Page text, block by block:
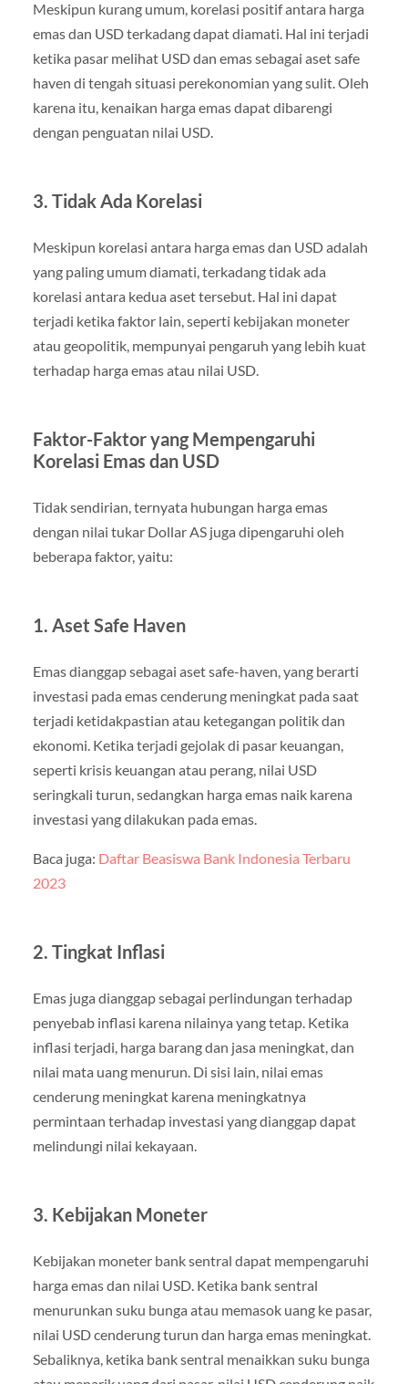
Meskipun kurang umum, korelasi positif antara harga
emas dan USD terkadang dapat diamati. Hal ini terjadi
ketika pasar melihat USD dan emas sebagai aset safe
haven di tengah situasi perekonomian yang sulit. Oleh
karena itu, kenaikan harga emas dapat dibarengi
dengan penguatan nilai USD.
3. Tidak Ada Korelasi
Meskipun korelasi antara harga emas dan USD adalah
yang paling umum diamati, terkadang tidak ada
korelasi antara kedua aset tersebut. Hal ini dapat
terjadi ketika faktor lain, seperti kebijakan moneter
atau geopolitik, mempunyai pengaruh yang lebih kuat
terhadap harga emas atau nilai USD.
Faktor-Faktor yang Mempengaruhi
Korelasi Emas dan USD
Tidak sendirian, ternyata hubungan harga emas
dengan nilai tukar Dollar AS juga dipengaruhi oleh
beberapa faktor, yaitu:
1. Aset Safe Haven
Emas dianggap sebagai aset safe-haven, yang berarti
investasi pada emas cenderung meningkat pada saat
terjadi ketidakpastian atau ketegangan politik dan
ekonomi. Ketika terjadi gejolak di pasar keuangan,
seperti krisis keuangan atau perang, nilai USD
seringkali turun, sedangkan harga emas naik karena
investasi yang dilakukan pada emas.
Baca juga: Daftar Beasiswa Bank Indonesia Terbaru
2023
2. Tingkat Inflasi
Emas juga dianggap sebagai perlindungan terhadap
penyebab inflasi karena nilainya yang tetap. Ketika
inflasi terjadi, harga barang dan jasa meningkat, dan
nilai mata uang menurun. Di sisi lain, nilai emas
cenderung meningkat karena meningkatnya
permintaan terhadap investasi yang dianggap dapat
melindungi nilai kekayaan.
3. Kebijakan Moneter
Kebijakan moneter bank sentral dapat mempengaruhi
harga emas dan nilai USD. Ketika bank sentral
menurunkan suku bunga atau memasok uang ke pasar,
nilai USD cenderung turun dan harga emas meningkat.
Sebaliknya, ketika bank sentral menaikkan suku bunga